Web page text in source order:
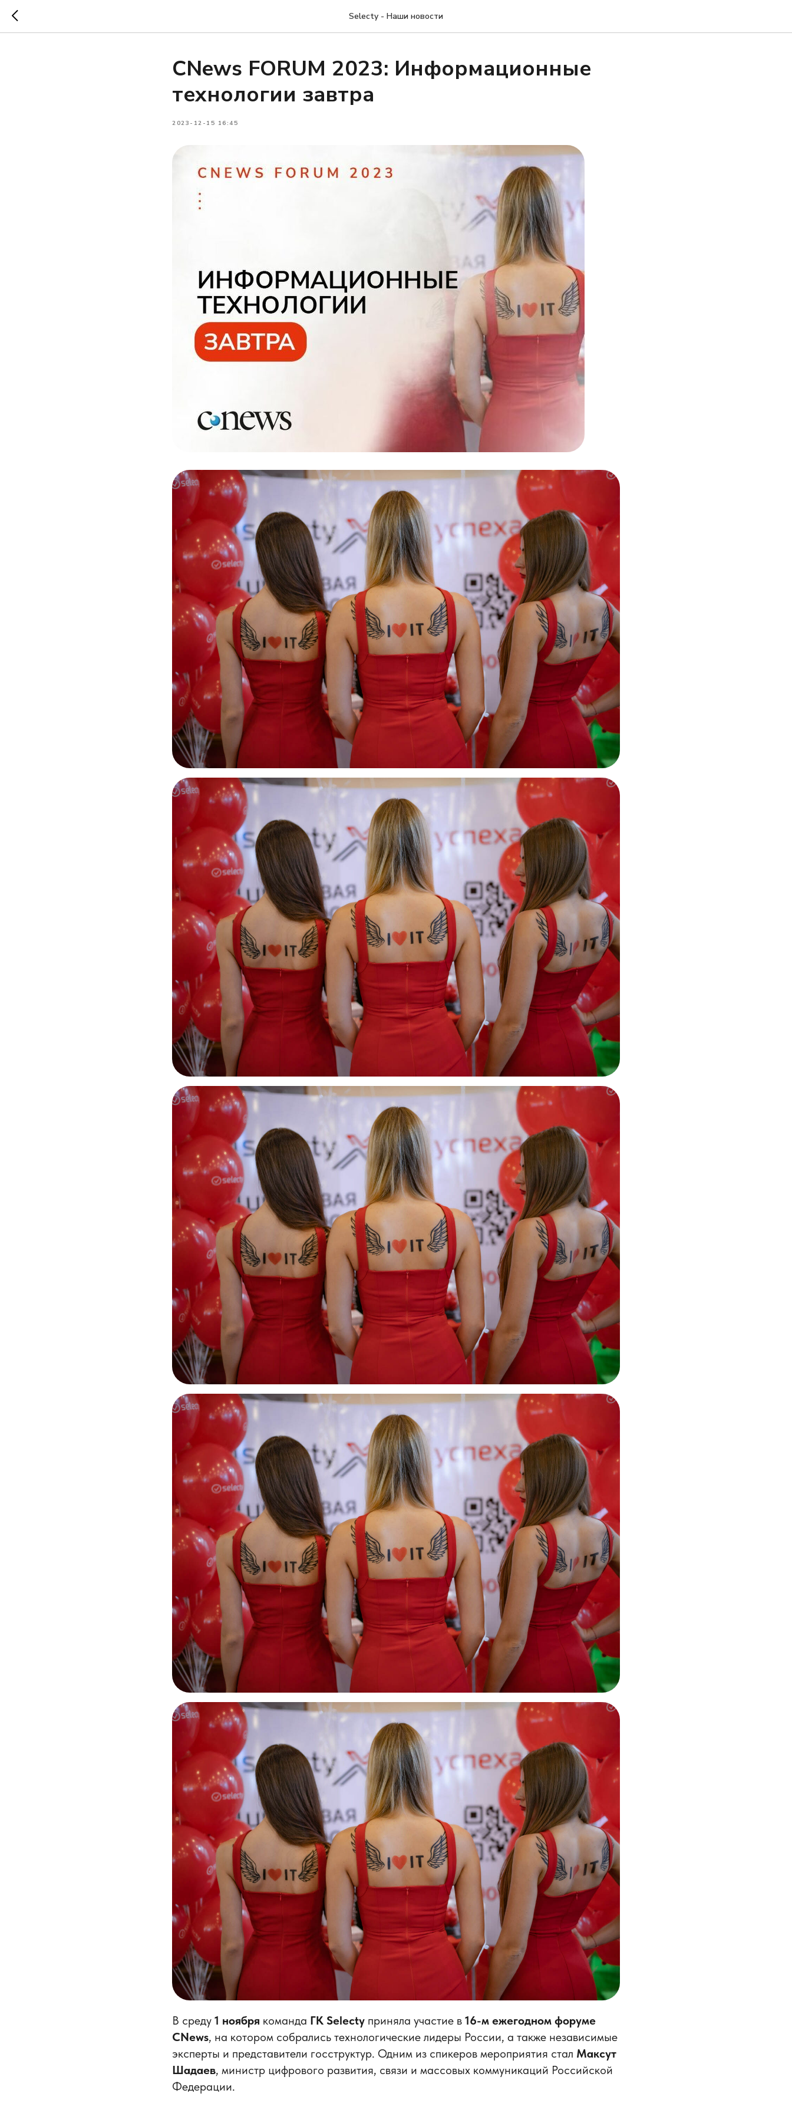
Selecty - Наши новости
CNews FORUM 2023: Информационные
технологии завтра
2023-12-15 16:45
В среду 1 ноября команда ГК Selecty приняла участие в 16-м ежегодном форуме
CNews, на котором собрались технологические лидеры России, а также независимые
эксперты и представители госструктур. Одним из спикеров мероприятия стал Максут
Шадаев, министр цифрового развития, связи и массовых коммуникаций Российской
Федерации.